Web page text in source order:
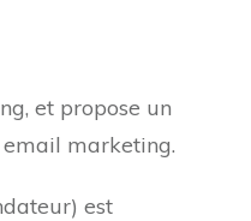
et propose un
marketing.
est